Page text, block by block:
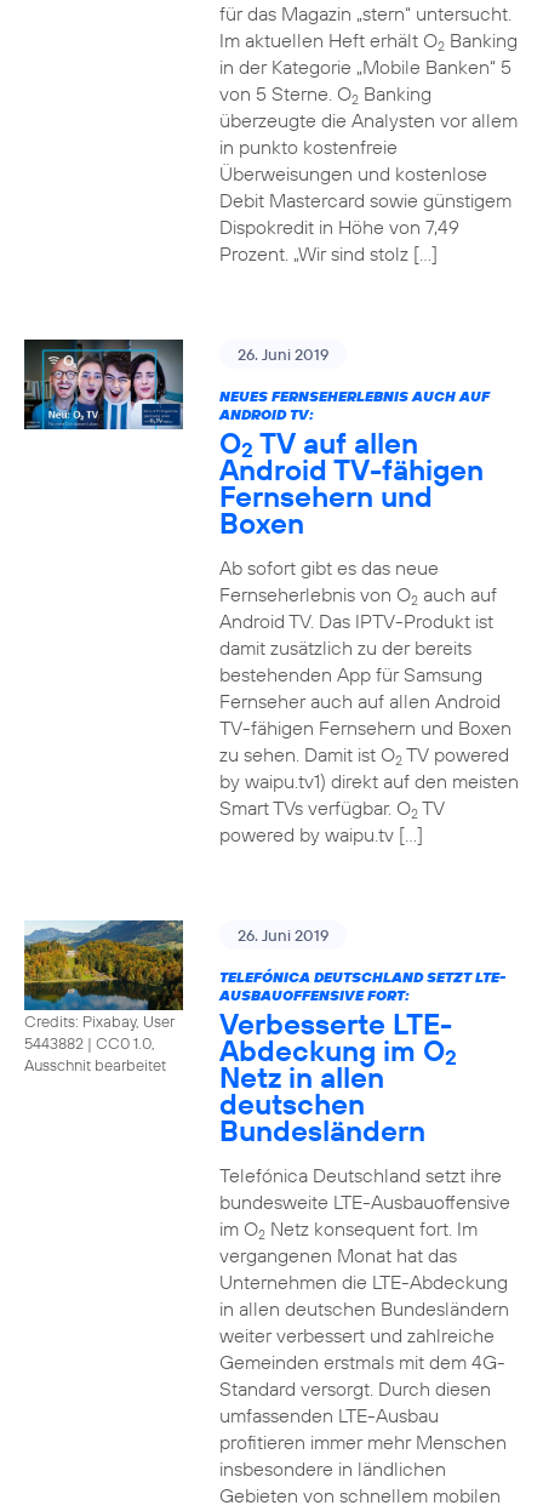
für das Magazin „stern“ untersucht.
Im aktuellen Heft erhält O2Banking
in der Kategorie „Mobile Banken“ 5
von 5 Sterne. O2Banking
überzeugte die Analysten vor allem
in punkto kostenfreie
Überweisungen und kostenlose
Debit Mastercard sowie günstigem
Dispokredit in Höhe von 7,49
Prozent. „Wir sind stolz […]
26. Juni 2019
NEUES FERNSEHERLEBNIS AUCH AUF
ANDROID TV:
O2 TV auf allen
Android TV-fähigen
Fernsehern und
Boxen
Ab sofort gibt es das neue
Fernseherlebnis von O2auch auf
Android TV. Das IPTV-Produkt ist
damit zusätzlich zu der bereits
bestehenden App für Samsung
Fernseher auch auf allen Android
TV-fähigen Fernsehern und Boxen
zu sehen. Damit ist O2TV powered
by waipu.tv1) direkt auf den meisten
Smart TVs verfügbar. O2TV
powered by waipu.tv […]
Credits: Pixabay, User
5443882 | CC0 1.0,
Ausschnit bearbeitet
26. Juni 2019
TELEFÓNICA DEUTSCHLAND SETZT LTE-
AUSBAUOFFENSIVE FORT:
Verbesserte LTE-
Abdeckung im O2
Netz in allen
deutschen
Bundesländern
Telefónica Deutschland setzt ihre
bundesweite LTE-Ausbauoffensive
im O2Netz konsequent fort. Im
vergangenen Monat hat das
Unternehmen die LTE-Abdeckung
in allen deutschen Bundesländern
weiter verbessert und zahlreiche
Gemeinden erstmals mit dem 4G-
Standard versorgt. Durch diesen
umfassenden LTE-Ausbau
profitieren immer mehr Menschen
insbesondere in ländlichen
Gebieten von schnellem mobilen